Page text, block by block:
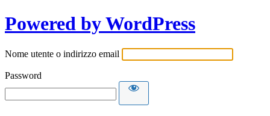
Powered by WordPress
Nome utente o indirizzo email
Password